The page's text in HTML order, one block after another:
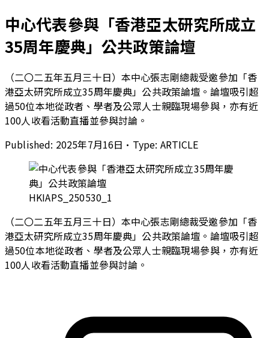
中心代表參與「香港亞太研究所成立
35周年慶典」公共政策論壇
（二〇二五年五月三十日）本中心張志剛總裁受邀參加「香
港亞太研究所成立35周年慶典」公共政策論壇。論壇吸引超
過50位本地從政者、學者及公眾人士親臨現場參與，亦有近
100人收看活動直播並參與討論。
Published: 2025年7月16日 • Type: ARTICLE
HKIAPS_250530_1
（二〇二五年五月三十日）本中心張志剛總裁受邀參加「香
港亞太研究所成立35周年慶典」公共政策論壇。論壇吸引超
過50位本地從政者、學者及公眾人士親臨現場參與，亦有近
100人收看活動直播並參與討論。